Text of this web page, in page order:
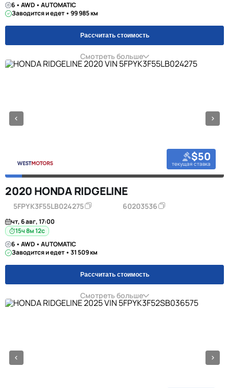
6 • AWD • AUTOMATIC
Заводится и едет • 99 985 км
Рассчитать стоимость
Смотреть больше
$50
текущая ставка
2020 HONDA RIDGELINE
5FPYK3F55LB024275 60203536
чт, 6 авг, 17:00
15ч 8м 11с
6 • AWD • AUTOMATIC
Заводится и едет • 31 509 км
Рассчитать стоимость
Смотреть больше